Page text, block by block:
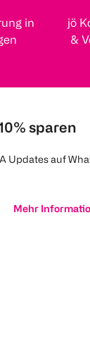
in
jö
&
sparen
Updates auf
Mehr